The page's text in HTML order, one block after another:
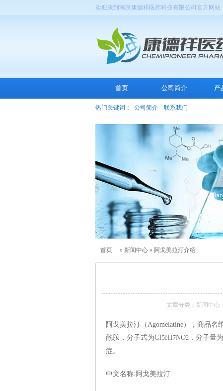
欢迎来到南京康德祥医药科技有限公司官方网站
首页 公司简介 产
热门关键词： 公司简介 联系我们
首页 » 新闻中心 » 阿戈美拉汀介绍
文章分类： 新闻中心
阿戈美拉汀（Agomelatine），商品
酰胺，分子式为C15H17NO2 ，分子量
症。
中文名称:阿戈美拉汀